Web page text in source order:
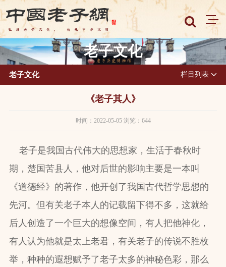
老子文化
老子文化 栏目列表
《老子其人》
时间：2022-05-05 浏览：644
老子是我国古代伟大的思想家，生活于春秋时
期，楚国苦县人，他对后世的影响主要是一本叫
《道德经》的著作，他开创了我国古代哲学思想的
先河。但有关老子本人的记载留下得不多，这就给
后人创造了一个巨大的想像空间，有人把他神化，
有人认为他就是太上老君，有关老子的传说不胜枚
举，种种的遐想赋予了老子太多的神秘色彩，那么